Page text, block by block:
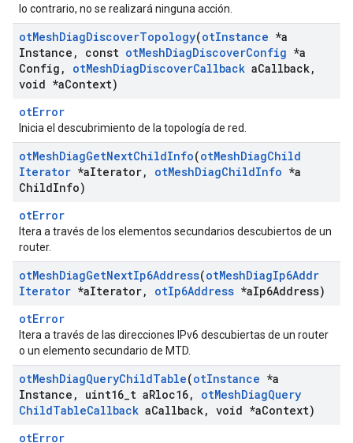
lo contrario, no se realizará ninguna acción.
otMeshDiagDiscoverTopology(otInstance *a
Instance , const otMeshDiagDiscoverConfig *a
Config , otMeshDiagDiscoverCallback aCallback,
void *aContext)
otError
Inicia el descubrimiento de la topología de red.
otMeshDiagGetNextChildInfo(otMeshDiagChild
Iterator *aIterator, otMeshDiagChildInfo *a
ChildInfo)
otError
Itera a través de los elementos secundarios descubiertos de un
router.
otMeshDiagGetNextIp6Address(otMeshDiagIp6Addr
Iterator *aIterator, otIp6Address *aIp6Address)
otError
Itera a través de las direcciones IPv6 descubiertas de un router
o un elemento secundario de MTD.
otMeshDiagQueryChildTable(otInstance *a
Instance , uint16 t aRloc16, otMeshDiagQuery
ChildTableCallback aCallback, void *aContext)
otError